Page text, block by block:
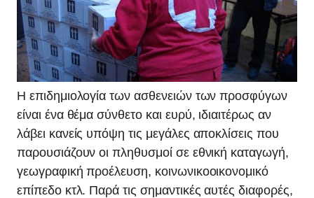
Η επιδημιολογία των ασθενειών των προσφύγων
είναι ένα θέμα σύνθετο και ευρύ, ιδιαιτέρως αν
λάβει κανείς υπόψη τις μεγάλες αποκλίσεις που
παρουσιάζουν οι πληθυσμοί σε εθνική καταγωγή,
γεωγραφική προέλευση, κοινωνικοοικονομικό
επίπεδο κτλ. Παρά τις σημαντικές αυτές διαφορές,